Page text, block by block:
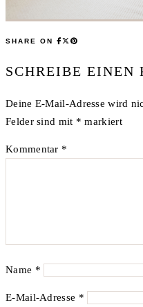
SHARE ON
SCHREIBE EINEN
Deine E-Mail-Adresse wird
Felder sind mit * markiert
Kommentar *
Name *
E-Mail-Adresse *